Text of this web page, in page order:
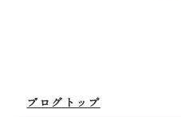
ブログトップ